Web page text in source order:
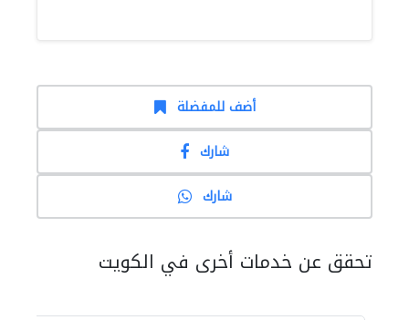
أضف للمفضلة
شارك
شارك
تحقق عن خدمات أخرى في الكويت